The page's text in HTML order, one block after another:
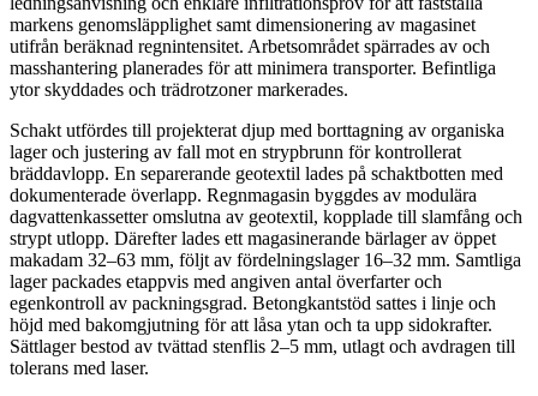
markens genomsläpplighet samt dimensionering av magasinet
utifrån beräknad regnintensitet. Arbetsområdet spärrades av och
masshantering planerades för att minimera transporter. Befintliga
ytor skyddades och trädrotzoner markerades.
Schakt utfördes till projekterat djup med borttagning av organiska
lager och justering av fall mot en strypbrunn för kontrollerat
bräddavlopp. En separerande geotextil lades på schaktbotten med
dokumenterade överlapp. Regnmagasin byggdes av modulära
dagvattenkassetter omslutna av geotextil, kopplade till slamfång och
strypt utlopp. Därefter lades ett magasinerande bärlager av öppet
makadam 32–63 mm, följt av fördelningslager 16–32 mm. Samtliga
lager packades etappvis med angiven antal överfarter och
egenkontroll av packningsgrad. Betongkantstöd sattes i linje och
höjd med bakomgjutning för att låsa ytan och ta upp sidokrafter.
Sättlager bestod av tvättad stenflis 2–5 mm, utlagt och avdragen till
tolerans med laser.